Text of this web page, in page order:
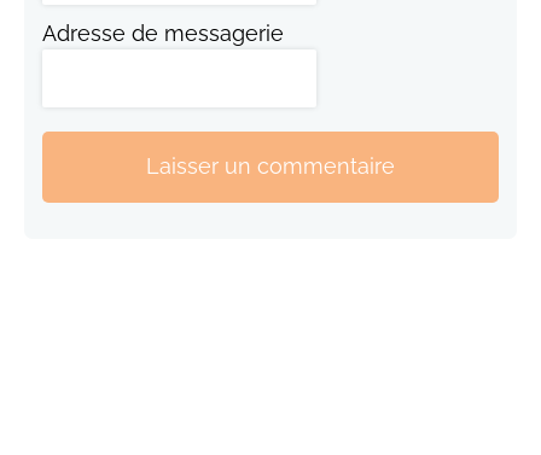
Adresse de messagerie
Laisser un commentaire